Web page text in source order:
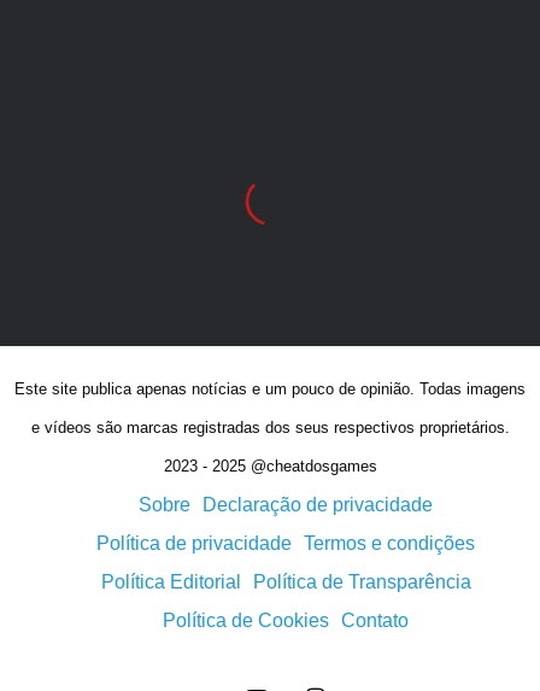
Este site publica apenas notícias e um pouco de opinião. Todas imagens
e vídeos são marcas registradas dos seus respectivos proprietários.
2023 - 2025 @cheatdosgames
Sobre
Declaração de privacidade
Política de privacidade Termos e condições
Política Editorial
Política de Transparência
Política de Cookies Contato